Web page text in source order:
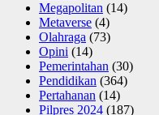
Megapolitan (14)
Metaverse (4)
Olahraga (73)
Opini (14)
Pemerintahan (30)
Pendidikan (364)
Pertahanan (14)
Pilpres 2024 (187)